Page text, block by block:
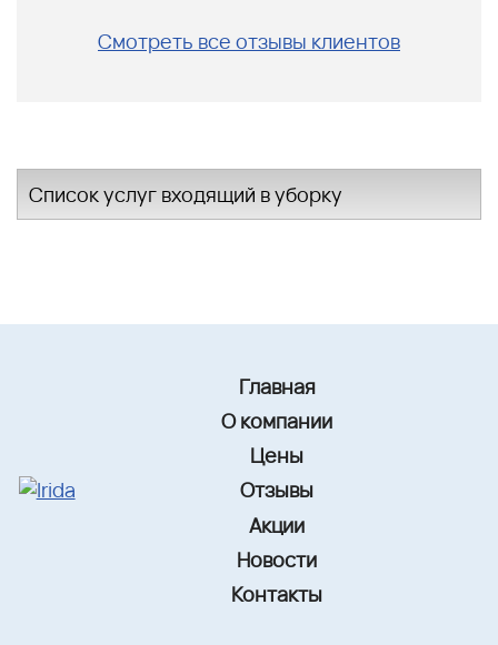
Смотреть все отзывы клиентов
Список услуг входящий в уборку
Главная
О компании
Цены
Отзывы
Акции
Новости
Контакты